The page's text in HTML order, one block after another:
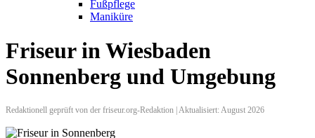
Fußpflege
Maniküre
Friseur in Wiesbaden
Sonnenberg und Umgebung
Redaktionell geprüft von der friseur.org-Redaktion | Aktualisiert: August 2026